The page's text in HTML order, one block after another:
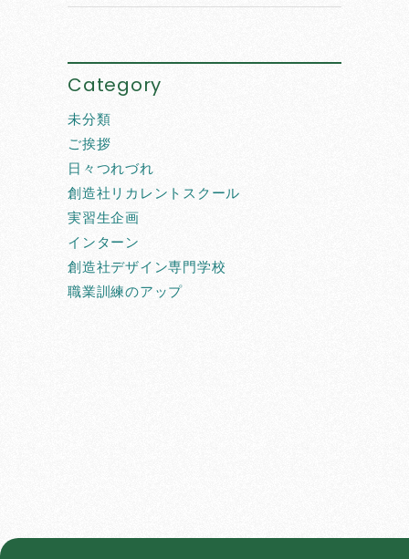
Category
未分類
ご挨拶
日々つれづれ
創造社リカレントスクール
実習生企画
インターン
創造社デザイン専門学校
職業訓練のアップ